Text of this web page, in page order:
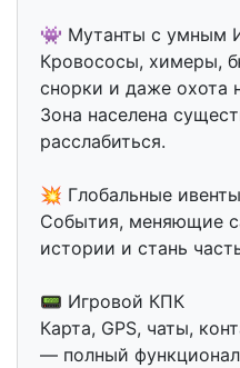
👾 Мутанты с умным
Кровососы, химеры,
снорки и даже охота
Зона населена
расслабиться.
💥 Глобальные ивенты
События, меняющие
истории и стань
📟 Игровой КПК
Карта, GPS, чаты,
— полный